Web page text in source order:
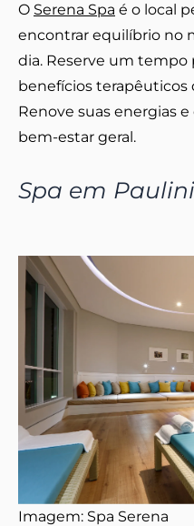
O Serena Spa é o local
encontrar equilíbrio no
dia. Reserve um tempo
benefícios terapêuticos
Renove suas energias
bem-estar geral.
Spa em
Imagem: Spa Serena